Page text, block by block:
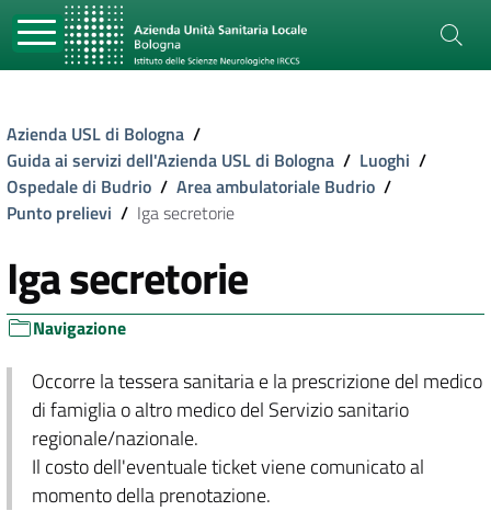
Azienda USL di Bologna /
Guida ai servizi dell'Azienda USL di Bologna / Luoghi /
Ospedale di Budrio / Area ambulatoriale Budrio /
Punto prelievi / Iga secretorie
Iga secretorie
Navigazione
Occorre la tessera sanitaria e la prescrizione del medico
di famiglia o altro medico del Servizio sanitario
regionale/nazionale.
Il costo dell'eventuale ticket viene comunicato al
momento della prenotazione.